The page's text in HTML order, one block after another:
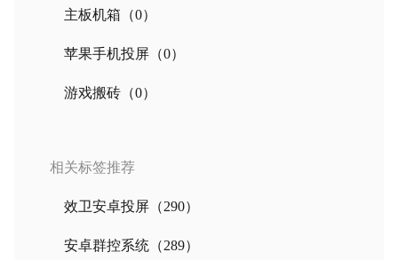
主板机箱 （0）
苹果手机投屏 （0）
游戏搬砖 （0）
相关标签推荐
效卫安卓投屏 （290）
安卓群控系统 （289）